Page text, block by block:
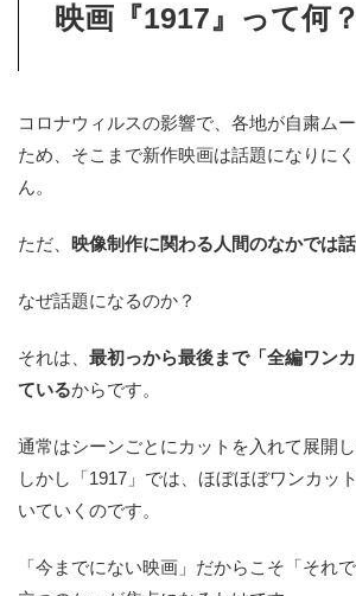
映画『1917』って何？
コロナウィルスの影響で、各地が自粛ム
ため、そこまで新作映画は話題になりに
ん。
ただ、 映像制作に関わる人間のなかでは
なぜ話題になるのか？
それは、 最初っから最後まで「全編ワン
ているからです。
通常はシーンごとにカットを入れて展開し
しかし「1917」では、ほぼほぼワンカッ
いていくのです。
「今までにない映画」だからこそ「それ